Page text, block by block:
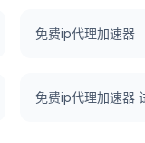
免费ip代理加速器